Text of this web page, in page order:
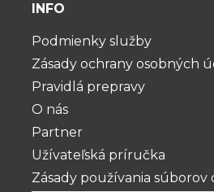
INFO
Podmienky služby
Zásady ochrany osobných
Pravidlá prepravy
O nás
Partner
Užívateľská príručka
Zásady používania súborov